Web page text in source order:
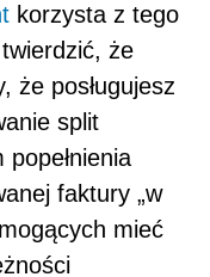
korzysta z tego
że
że posługujesz
split
faktury „w
mieć